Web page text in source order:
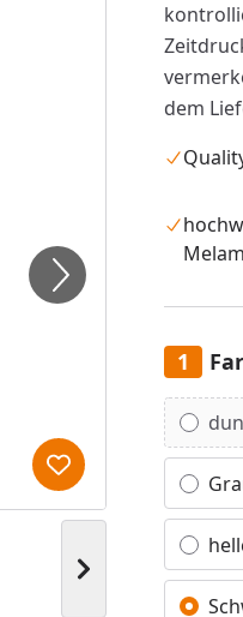
Nächstes Bild
Produkt zur
dem
Alle